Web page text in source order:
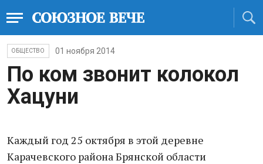
ОБЩЕСТВО 01 ноября 2014
По ком звонит колокол
Хацуни
Каждый год 25 октября в этой деревне
Карачевского района Брянской области